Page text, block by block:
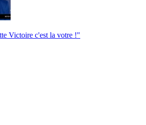
Victoire c'est la votre !"